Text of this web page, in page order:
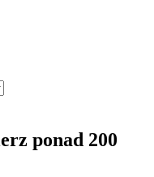
ponad 200